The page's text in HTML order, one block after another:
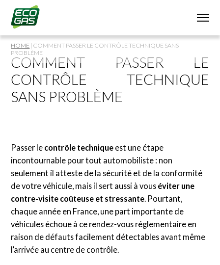
COMMENT PASSER LE
CONTRÔLE TECHNIQUE
SANS PROBLÈME
HOME | COMMENT PASSER LE CONTRÔLE TECHNIQUE SANS
PROBLÈME
Passer le contrôle technique est une étape
incontournable pour tout automobiliste : non
seulement il atteste de la sécurité et de la conformité
de votre véhicule, mais il sert aussi à vous éviter une
contre-visite coûteuse et stressante. Pourtant,
chaque année en France, une part importante de
véhicules échoue à ce rendez-vous réglementaire en
raison de défauts facilement détectables avant même
l’arrivée au centre de contrôle.